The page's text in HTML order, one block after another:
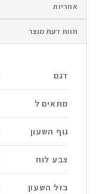
אחריות
חוות דעת מוצר
דגם
מתאים ל
גוף השעון
צבע לוח
בזל השעון